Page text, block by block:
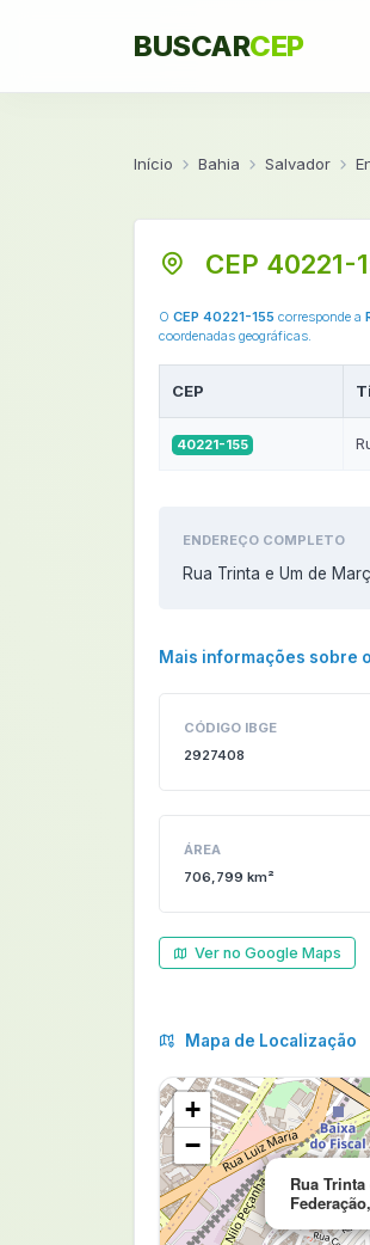
BUSCARCEP
Início Bahia Salvador
CEP 40221-
O CEP 40221-155 corresponde a
coordenadas geográficas.
CEP
40221-155
ENDEREÇO COMPLETO
Rua Trinta e Um de
Mais informações sobre
CÓDIGO IBGE
2927408
ÁREA
706,799 km²
Ver no Google Maps
Mapa de Localização
Rua
+
−